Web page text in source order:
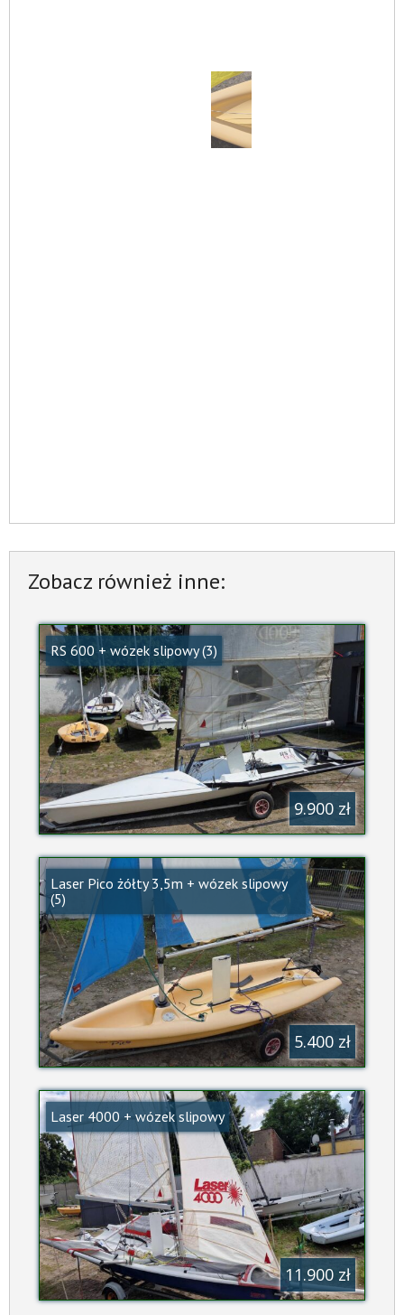
Zobacz również inne:
RS 600 + wózek slipowy (3)
9.900 zł
Laser Pico żółty 3,5m + wózek slipowy
(5)
5.400 zł
Laser 4000 + wózek slipowy
11.900 zł